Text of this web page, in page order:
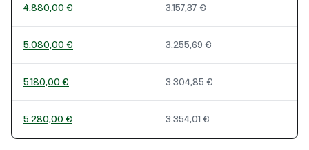
4.880,00 € 3.157,37 €
5.080,00 € 3.255,69 €
5.180,00 € 3.304,85 €
5.280,00 € 3.354,01 €